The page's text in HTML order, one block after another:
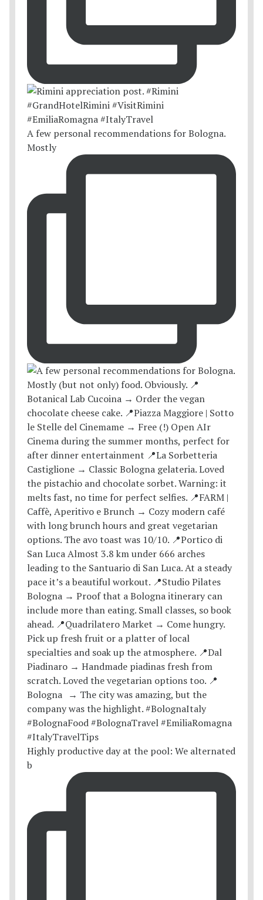
A few personal recommendations for Bologna.
Mostly
Highly productive day at the pool: We alternated
b